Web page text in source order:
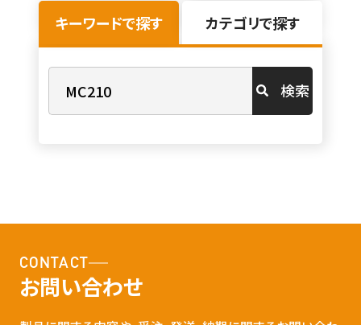
キーワードで探す カテゴリで探す
検索
CONTACT
お問い合わせ